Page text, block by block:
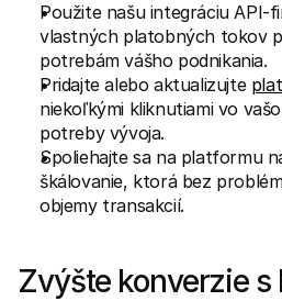
Použite našu integráciu API-
vlastných platobných tokov
potrebám vášho podnikania.
Pridajte alebo aktualizujte
niekoľkými kliknutiami vo
potreby vývoja.
Spoliehajte sa na platformu
škálovanie, ktorá bez
objemy transakcií.
Zvýšte konverzie